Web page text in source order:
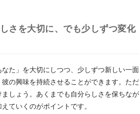
さを大切に、でも少しずつ変化
た」を大切にしつつ、少しずつ新しい一面
の興味を持続させることができます。ただ
ましょう。あくまでも自分らしさを保ちなが
ていくのがポイントです。